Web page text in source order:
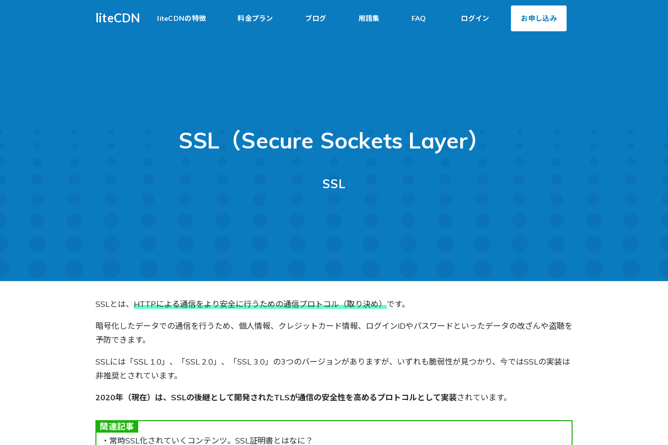
liteCDN liteCDNの特徴 料金プラン ブログ 用語集 FAQ ログイン お申し込み
SSL（Secure Sockets Layer）
SSL
SSLとは、 HTTPによる通信をより安全に行うための通信プロトコル（取り決め）です。
暗号化したデータでの通信を行うため、個人情報、クレジットカード情報、ログインIDやパスワードといったデータの改ざんや盗聴を
予防できます。
SSLには「SSL 1.0」、「SSL 2.0」、「SSL 3.0」の3つのバージョンがありますが、いずれも脆弱性が見つかり、今ではSSLの実装は
非推奨とされています。
2020年（現在）は、SSLの後継として開発されたTLSが通信の安全性を高めるプロトコルとして実装されています。
関連記事
・ 常時SSL化されていくコンテンツ。SSL証明書とはなに？